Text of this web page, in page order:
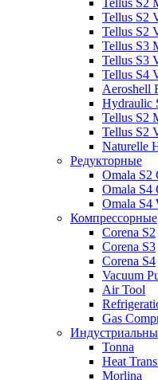
Tellus S2
Tellus S2
Tellus S2
Tellus S3
Tellus S3
Tellus S4
Aeroshell
Hydraulic
Tellus S2
Tellus S2
Naturelle
Редукторные
Omala S2
Omala
Omala S4
Компрессорные
Corena S2
Corena S3
Corena S4
Vacuum
Air Tool
Gas
Tonna
Heat
Morlina